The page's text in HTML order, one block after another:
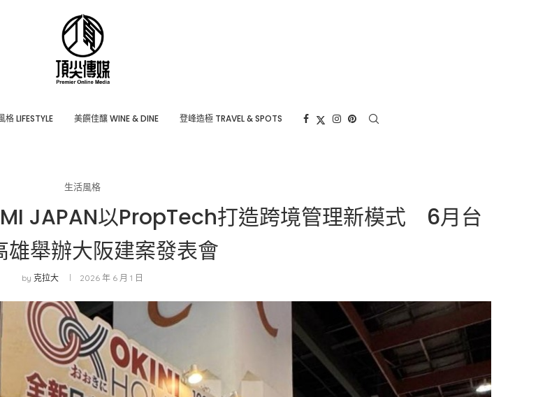
格 LIFESTYLE 美饌佳釀 WINE & DINE 登峰造極 TRAVEL & SPOTS
生活風格
JAPAN以PropTech打造跨境管理新模式 6月台
雄舉辦大阪建案發表會
by 克拉大 2026 年 6 月 1 日